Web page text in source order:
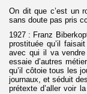
On dit que c’est un
sans doute pas pris
1927 : Franz
prostituée qu’il
avec qui il va
essaie d’autres
qu’il côtoie tous les
journaux, et séduit
prétexte d’aller voir